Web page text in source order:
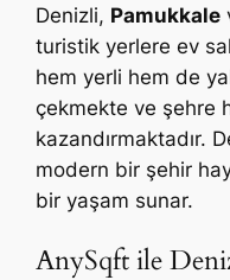
Denizli, Pamukkale
turistik yerlere ev
hem yerli hem de
çekmekte ve şehre
kazandırmaktadır.
modern bir şehir
bir yaşam sunar.
AnySqft ile